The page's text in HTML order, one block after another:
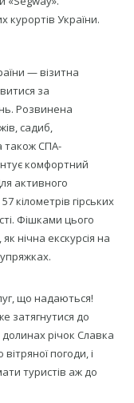
курортів України.
— візитна
за
Розвинена
садиб,
також СПА-
комфортний
активного
кілометрів гірських
Фішками цього
нічна екскурсія на
що надаються!
затягнутися до
річок Славка
погоди, і
туристів аж до